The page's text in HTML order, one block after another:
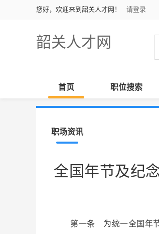
您好，欢迎来到韶关人才网！ 请登录
韶关人才网
首页 职位搜索
职场资讯
全国年节及纪
第一条 为统一全国年